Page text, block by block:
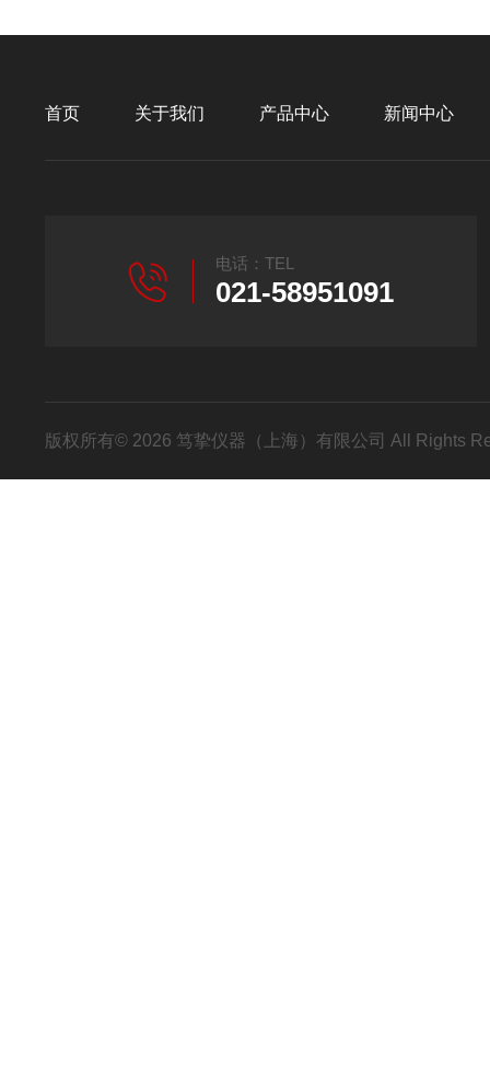
首页 关于我们 产品中心 新闻中心
电话：TEL
021-58951091
版权所有© 2026 笃挚仪器（上海）有限公司 All Rights